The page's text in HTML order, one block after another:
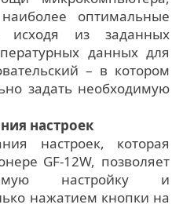
оптимальные
из заданных
данных для
– в котором
задать необходимую
настроек
настроек, которая
GF-12W, позволяет
настройку и
нажатием кнопки на